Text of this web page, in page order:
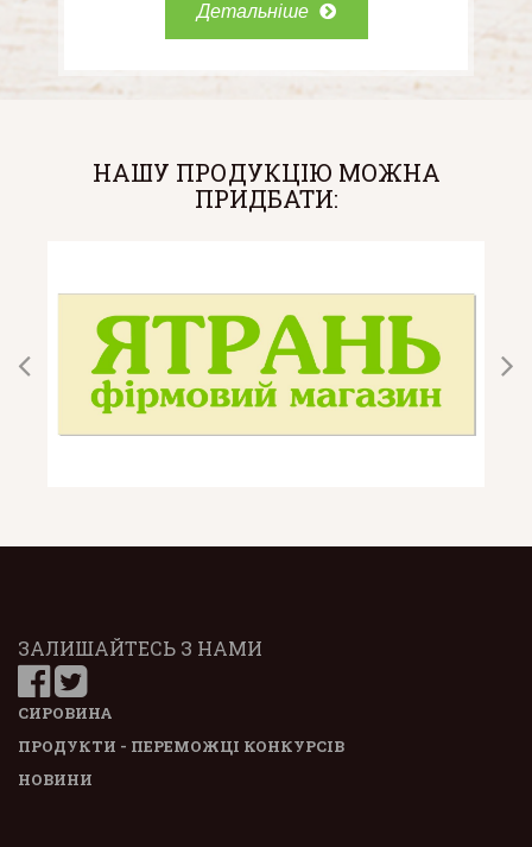
Детальніше
НАШУ ПРОДУКЦІЮ МОЖНА
ПРИДБАТИ:
ЗАЛИШАЙТЕСЬ З НАМИ
СИРОВИНА
ПРОДУКТИ - ПЕРЕМОЖЦІ КОНКУРСІВ
НОВИНИ